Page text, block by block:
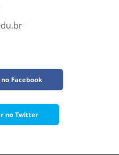
Facebook
no Twitter